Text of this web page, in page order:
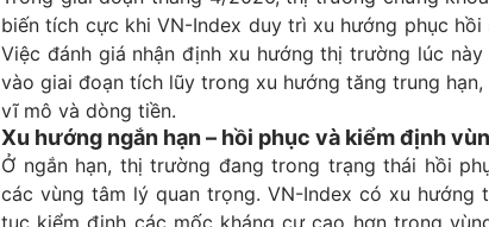
biến tích cực khi VN-Index duy trì xu hướng phục
Việc đánh giá nhận định xu hướng thị trường lúc
vào giai đoạn tích lũy trong xu hướng tăng trung
vĩ mô và dòng tiền.
Xu hướng ngắn hạn – hồi phục và kiểm định
Ở ngắn hạn, thị trường đang trong trạng thái hồi
các vùng tâm lý quan trọng. VN-Index có xu hướng